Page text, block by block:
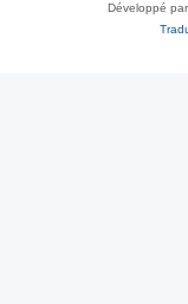
Développé par